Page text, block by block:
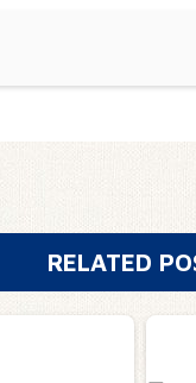
RELATED